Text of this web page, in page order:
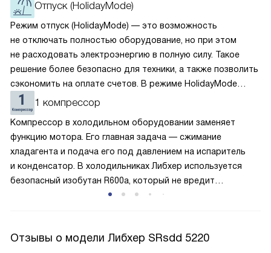
Отпуск (HolidayMode)
Режим отпуск (HolidayMode) — это возможность
не отключать полностью оборудование, но при этом
не расходовать электроэнергию в полную силу. Такое
решение более безопасно для техники, а также позволить
сэкономить на оплате счетов. В режиме HolidayMode
вентилятор и суперохлаждение не работают, а в камере
устанавливается температура в районе +15 градусов. Это
позволяет сохранить продукты на определённое время
и избежать появление неприятных запахов.
1 компрессор
Компрессор в холодильном оборудовании заменяет
функцию мотора. Его главная задача — сжимание
хладагента и подача его под давлением на испаритель
и конденсатор. В холодильниках Либхер используется
безопасный изобутан R600a, который не вредит
окружающей среде. Компрессор перегоняет его
и быстрее происходит охлаждение, затрачивается
Отзывы о модели Либхер SRsdd 5220